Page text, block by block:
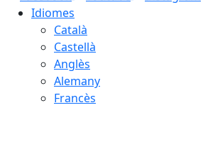
Idiomes
Català
Castellà
Anglès
Alemany
Francès